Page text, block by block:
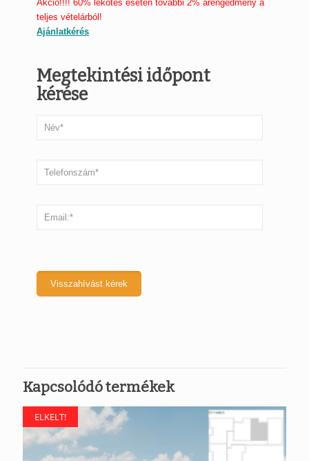
Akció!!!! 60% lekötés esetén további 2% árengedmény a
teljes vételárból!
Ajánlatkérés
Megtekintési időpont
kérése
Kapcsolódó termékek
ELKELT!